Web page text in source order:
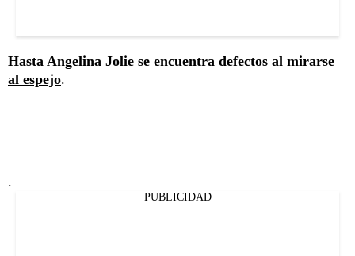
Hasta Angelina Jolie se encuentra defectos al mirarse
al espejo.
.
PUBLICIDAD